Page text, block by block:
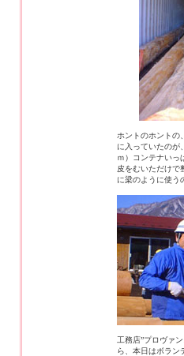
ホントのホントの
に入っていたのが
ｍ）コンテナいっ
皮をむいただけで
に梁のように使う
工務店”プロヴァ
ら、本日はボラン